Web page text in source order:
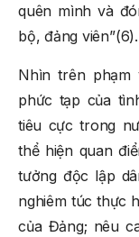
quên mình và
bộ, đảng viên”(6).
Nhìn trên phạm
phức tạp của
tiêu cực trong
thể hiện quan
tưởng độc lập
nghiêm túc thực
của Đảng; nêu